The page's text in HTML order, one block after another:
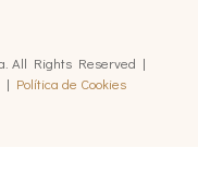
All Rights Reserved |
| Política de Cookies